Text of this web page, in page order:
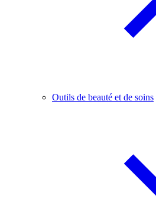
Outils de beauté et de soins